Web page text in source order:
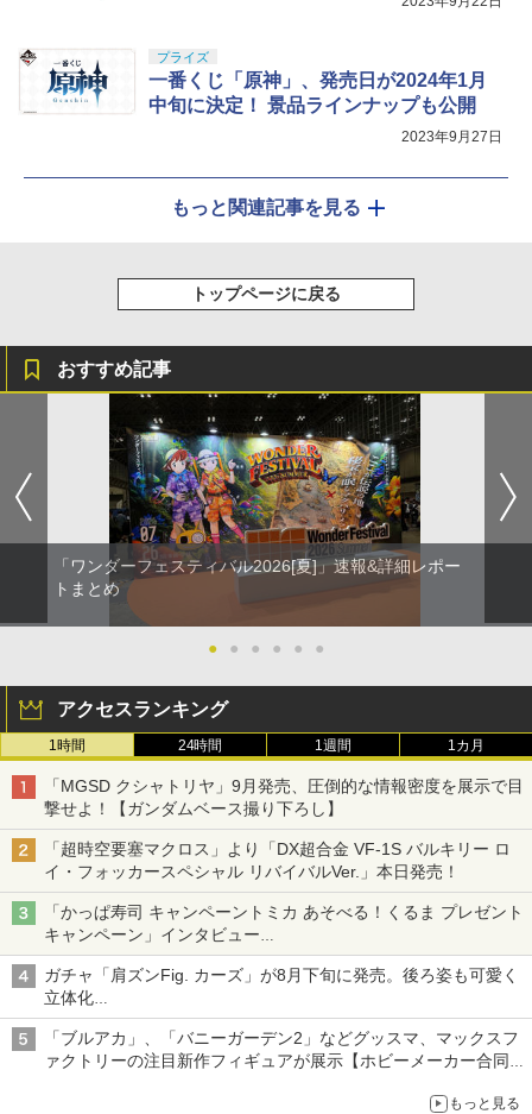
プライズ
一番くじ「原神」、発売日が2024年1月
中旬に決定！ 景品ラインナップも公開
2023年9月27日
もっと関連記事を見る
トップページに戻る
おすすめ記事
「ワンダーフェスティバル2026[夏]」速報&詳細レポー
トまとめ
● ● ● ● ● ●
アクセスランキング
1時間 24時間 1週間 1カ月
「MGSD クシャトリヤ」9月発売、圧倒的な情報密度を展示で目
撃せよ！【ガンダムベース撮り下ろし】
「超時空要塞マクロス」より「DX超合金 VF-1S バルキリー ロ
イ・フォッカースペシャル リバイバルVer.」本日発売！
「かっぱ寿司 キャンペーントミカ あそべる！くるま プレゼント
キャンペーン」インタビュー
子どもが楽しめるかっぱ寿司ならではの体験とコラボの楽しさを
追求
ガチャ「肩ズンFig. カーズ」が8月下旬に発売。後ろ姿も可愛く
立体化
ライトニング・マックィーンやメーターなど4種がラインナップ
「ブルアカ」、「バニーガーデン2」などグッスマ、マックスフ
ァクトリーの注目新作フィギュアが展示【ホビーメーカー合同展
もっと見る